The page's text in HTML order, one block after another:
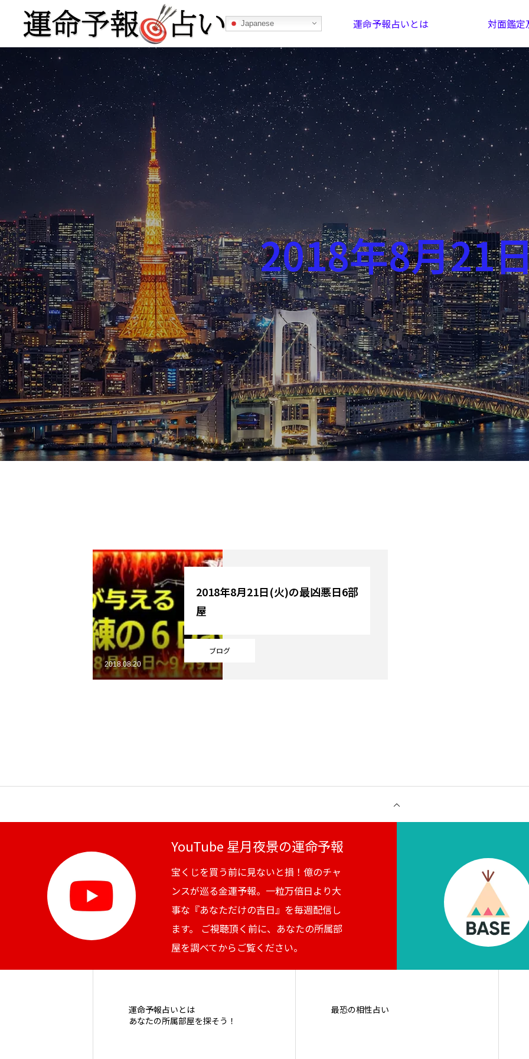
Japanese 運命予報占いとは 対面鑑定
運命予報占い
運命予報占いとは あなたの所属部屋を探そう！ 最恐の相性占い
記事カテゴリー
ブログ お知らせ 芸能界
スポーツ 競馬 社会
テニス四大大会・五輪
テニス四大大会・五輪
YouTube
Online Store
2018年8月21
ブログ
2018年8月21日(火)の最凶悪日6部
屋
2018.08.20
YouTube 星月夜景の運命予報
宝くじを買う前に見ないと損！億のチャ
ンスが巡る金運予報。一粒万倍日より大
事な『あなただけの吉日』を毎週配信し
ます。 ご視聴頂く前に、あなたの所属部
屋を調べてからご覧ください。
運命予報占いとは
あなたの所属部屋を探そう！
最恐の相性占い